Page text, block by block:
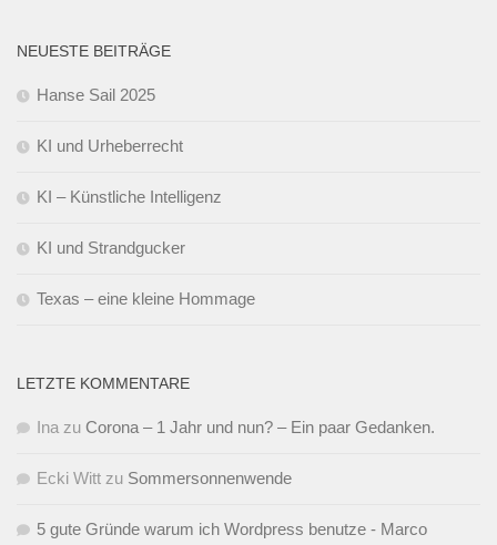
NEUESTE BEITRÄGE
Hanse Sail 2025
KI und Urheberrecht
KI – Künstliche Intelligenz
KI und Strandgucker
Texas – eine kleine Hommage
LETZTE KOMMENTARE
Ina zu Corona – 1 Jahr und nun? – Ein paar Gedanken.
Ecki Witt zu Sommersonnenwende
5 gute Gründe warum ich Wordpress benutze - Marco